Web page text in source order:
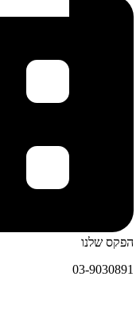
הפקס שלנו
03-9030891